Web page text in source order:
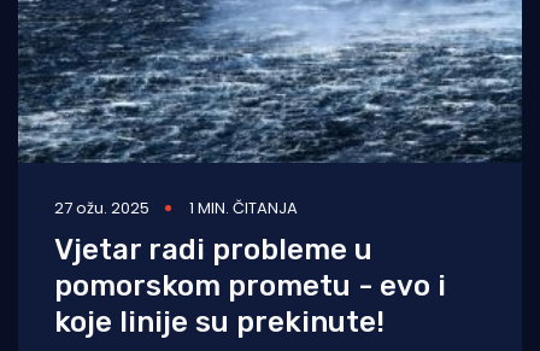
27 ožu. 2025 1 MIN. ČITANJA
Vjetar radi probleme u
pomorskom prometu - evo i
koje linije su prekinute!